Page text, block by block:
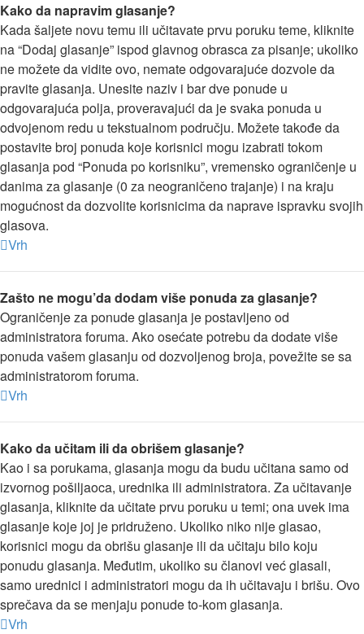
Kako da napravim glasanje?
Kada šaljete novu temu ili učitavate prvu poruku teme, kliknite
na “Dodaj glasanje” ispod glavnog obrasca za pisanje; ukoliko
ne možete da vidite ovo, nemate odgovarajuće dozvole da
pravite glasanja. Unesite naziv i bar dve ponude u
odgovarajuća polja, proveravajući da je svaka ponuda u
odvojenom redu u tekstualnom području. Možete takođe da
postavite broj ponuda koje korisnici mogu izabrati tokom
glasanja pod “Ponuda po korisniku”, vremensko ograničenje u
danima za glasanje (0 za neograničeno trajanje) i na kraju
mogućnost da dozvolite korisnicima da naprave ispravku svojih
glasova.
Vrh
Zašto ne mogu’da dodam više ponuda za glasanje?
Ograničenje za ponude glasanja je postavljeno od
administratora foruma. Ako osećate potrebu da dodate više
ponuda vašem glasanju od dozvoljenog broja, povežite se sa
administratorom foruma.
Vrh
Kako da učitam ili da obrišem glasanje?
Kao i sa porukama, glasanja mogu da budu učitana samo od
izvornog pošiljaoca, urednika ili administratora. Za učitavanje
glasanja, kliknite da učitate prvu poruku u temi; ona uvek ima
glasanje koje joj je pridruženo. Ukoliko niko nije glasao,
korisnici mogu da obrišu glasanje ili da učitaju bilo koju
ponudu glasanja. Međutim, ukoliko su članovi već glasali,
samo urednici i administratori mogu da ih učitavaju i brišu. Ovo
sprečava da se menjaju ponude to-kom glasanja.
Vrh